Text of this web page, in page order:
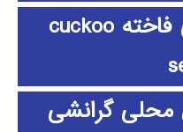
الگوریتم جستجوی فاخته cuckoo
محلی گرانشی